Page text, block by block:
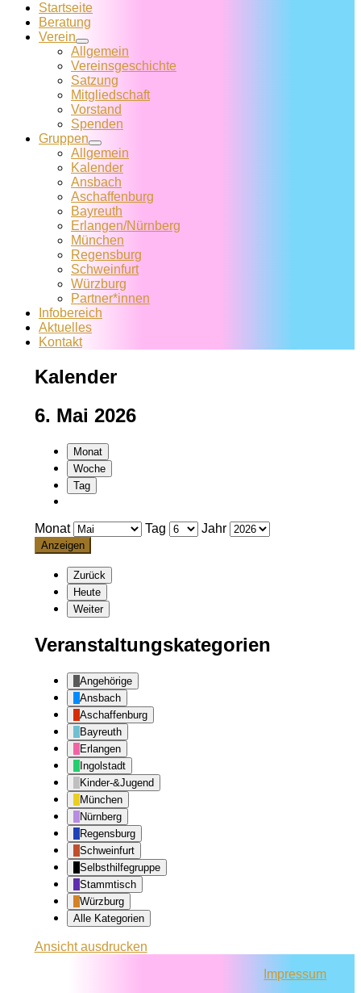
Startseite
Beratung
Verein
Allgemein
Vereins­geschichte
Satzung
Mitglied­schaft
Vorstand
Spenden
Gruppen
Allgemein
Kalender
Ansbach
Aschaffenburg
Bayreuth
Erlangen/Nürnberg
München
Regensburg
Schweinfurt
Würzburg
Partner*innen
Infobereich
Aktuelles
Kontakt
Kalender
6. Mai 2026
Monat
Woche
Tag
Monat Tag Jahr
Zurück
Heute
Weiter
Veranstaltungskategorien
Angehörige
Ansbach
Aschaffenburg
Bayreuth
Erlangen
Ingolstadt
Kinder-&Jugend
München
Nürnberg
Regensburg
Schweinfurt
Selbsthilfegruppe
Stammtisch
Würzburg
Alle Kategorien
Ansichtausdrucken
Impressum